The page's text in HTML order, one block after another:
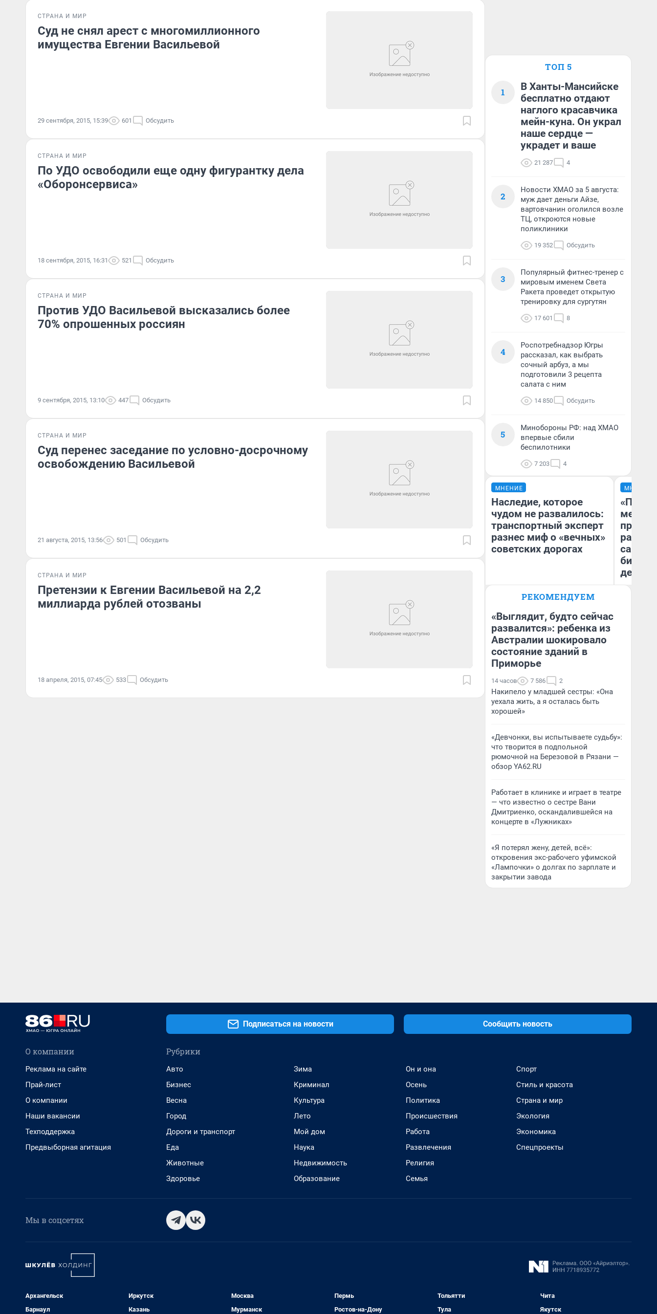
СТРАНА И МИР
Суд не снял арест с многомиллионного
имущества Евгении Васильевой
29 сентября, 2015, 15:39 601 Обсудить
СТРАНА И МИР
По УДО освободили еще одну фигурантку дела
«Оборонсервиса»
18 сентября, 2015, 16:31 521 Обсудить
СТРАНА И МИР
Против УДО Васильевой высказались более
70% опрошенных россиян
9 сентября, 2015, 13:10 447 Обсудить
СТРАНА И МИР
Суд перенес заседание по условно-досрочному
освобождению Васильевой
21 августа, 2015, 13:56 501 Обсудить
СТРАНА И МИР
Претензии к Евгении Васильевой на 2,2
миллиарда рублей отозваны
18 апреля, 2015, 07:45 533 Обсудить
ТОП 5
1
В Ханты-Мансийске
бесплатно отдают
наглого красавчика
мейн-куна. Он украл
наше сердце —
украдет и ваше
21 287 4
2
Новости ХМАО за 5 августа:
муж дает деньги Айзе,
вартовчанин оголился возле
ТЦ, откроются новые
поликлиники
19 352 Обсудить
3
Популярный фитнес-тренер с
мировым именем Света
Ракета проведет открытую
тренировку для сургутян
17 601 8
4
Роспотребнадзор Югры
рассказал, как выбрать
сочный арбуз, а мы
подготовили 3 рецепта
салата с ним
14 850 Обсудить
5
Минобороны РФ: над ХМАО
впервые сбили
беспилотники
7 203 4
МНЕНИЕ
Наследие, которое
чудом не развалилось:
транспортный эксперт
разнес миф о «вечных»
советских дорогах
Блогер, предприниматель,
бизнесе
МНЕНИЕ
самом
РЕКОМЕНДУЕМ
«Выглядит, будто сейчас
развалится»: ребенка из
Австралии шокировало
состояние зданий в
Приморье
14 часов 7 586 2
Накипело у младшей сестры: «Она
уехала жить, а я осталась быть
хорошей»
«Девчонки, вы испытываете судьбу»:
что творится в подпольной
рюмочной на Березовой в Рязани —
обзор YA62.RU
Работает в клинике и играет в театре
— что известно о сестре Вани
Дмитриенко, оскандалившейся на
концерте в «Лужниках»
«Я потерял жену, детей, всё»:
откровения экс-рабочего уфимской
«Лампочки» о долгах по зарплате и
закрытии завода
Подписаться на новости Сообщить новость
О компании
Реклама на сайте
Прай-лист
О компании
Наши вакансии
Техподдержка
Предвыборная агитация
Рубрики
Авто
Бизнес
Весна
Город
Дороги и транспорт
Еда
Животные
Здоровье
Зима
Криминал
Культура
Лето
Мой дом
Наука
Недвижимость
Образование
Он и она
Осень
Политика
Происшествия
Работа
Развлечения
Религия
Семья
Спорт
Стиль и красота
Страна и мир
Экология
Экономика
Спецпроекты
Мы в соцсетях
Архангельск
Барнаул
Иркутск
Казань
Москва
Мурманск
Пермь
Ростов-на-Дону
Тольятти
Тула
Чита
Якутск